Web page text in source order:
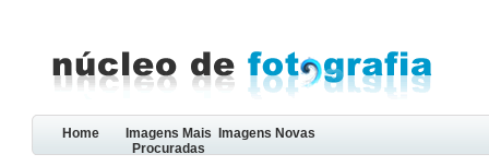
Home
Imagens Mais
Procuradas
Imagens Novas